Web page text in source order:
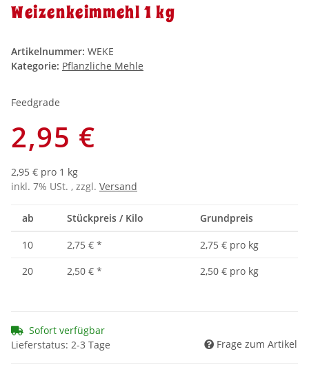
Weizenkeimmehl 1 kg
Artikelnummer: WEKE
Kategorie: Pflanzliche Mehle
Feedgrade
2,95 €
2,95 € pro 1 kg
inkl. 7% USt. , zzgl. Versand
ab Stückpreis / Kilo Grundpreis
10 2,75 € *
2,75 € pro kg
20
2,50 € * 2,50 € pro kg
Sofort verfügbar
Lieferstatus: 2-3 Tage
Frage zum Artikel